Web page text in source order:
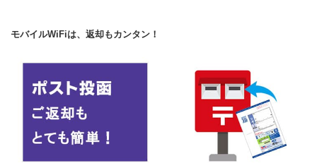
モバイルWiFiは、返却もカンタン！